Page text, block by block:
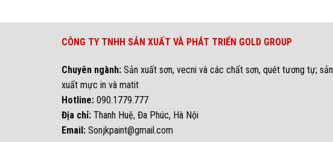
CÔNG TY TNHH SẢN XUẤT VÀ PHÁT TRIỂN GOLD GROUP
Chuyên ngành: Sản xuất sơn, vecni và các chất sơn, quét tương tự; sản
xuất mực in và matit
Hotline: 090.1779.777
Địa chỉ: Thanh Huệ, Đa Phúc, Hà Nội
Email: Sonjkpaint@gmail.com